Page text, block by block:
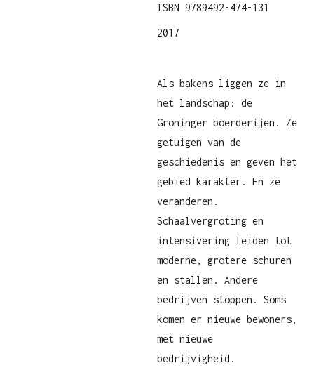
ISBN 9789492-474-131
2017
Als bakens liggen ze in
het landschap: de
Groninger boerderijen. Ze
getuigen van de
geschiedenis en geven het
gebied karakter. En ze
veranderen.
Schaalvergroting en
intensivering leiden tot
moderne, grotere schuren
en stallen. Andere
bedrijven stoppen. Soms
komen er nieuwe bewoners,
met nieuwe
bedrijvigheid.